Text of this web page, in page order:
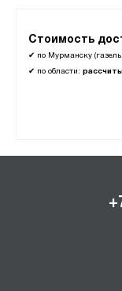
Стоимость
✔ по Мурманску
✔ по области: